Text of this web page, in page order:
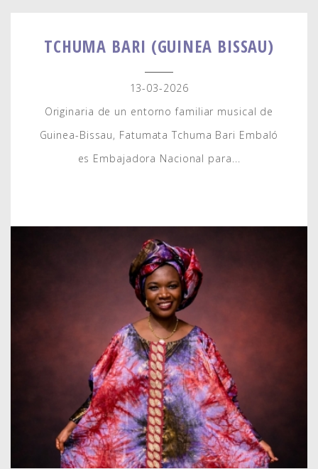
TCHUMA BARI (GUINEA BISSAU)
13-03-2026
Originaria de un entorno familiar musical de
Guinea-Bissau, Fatumata Tchuma Bari Embaló
es Embajadora Nacional para...